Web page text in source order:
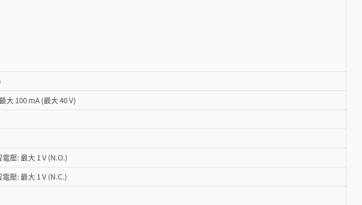
大 100 mA (最大 40 V)
壓: 最大 1 V (N.O.)
壓: 最大 1 V (N.C.)